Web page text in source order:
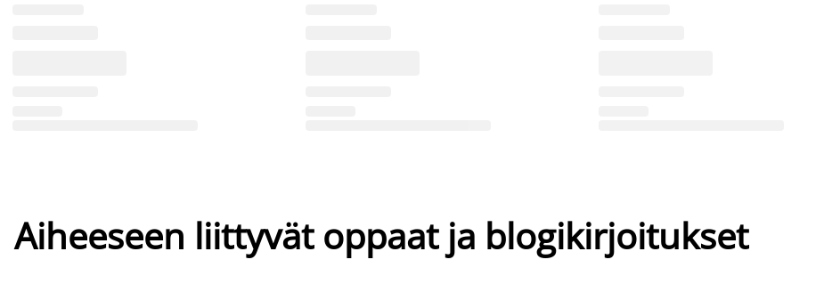
Aiheeseen liittyvät oppaat ja blogikirjoitukset